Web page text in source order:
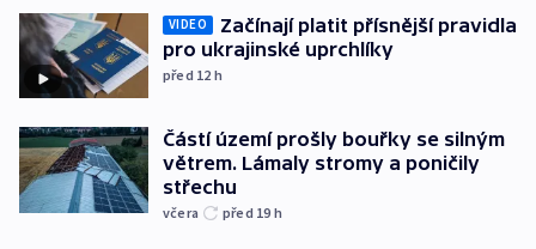
VIDEO
Začínají platit přísnější pravidla
pro ukrajinské uprchlíky
před 12 h
Částí území prošly bouřky se silným
větrem. Lámaly stromy a poničily
střechu
včera před 19 h